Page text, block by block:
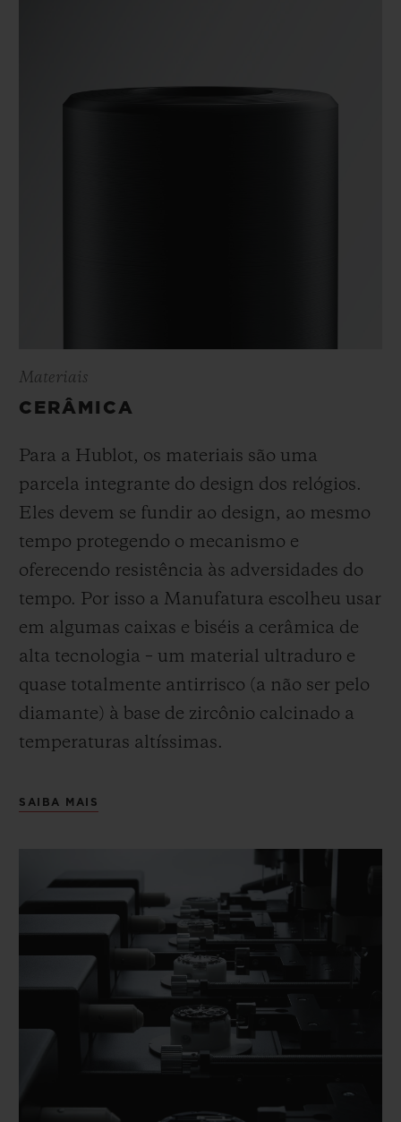
Materiais
CERÂMICA
Para a Hublot, os materiais são uma
parcela integrante do design dos relógios.
Eles devem se fundir ao design, ao mesmo
tempo protegendo o mecanismo e
oferecendo resistência às adversidades do
tempo. Por isso a Manufatura escolheu usar
em algumas caixas e biséis a cerâmica de
alta tecnologia – um material ultraduro e
quase totalmente antirrisco (a não ser pelo
diamante) à base de zircônio calcinado a
temperaturas altíssimas.
SAIBA MAIS